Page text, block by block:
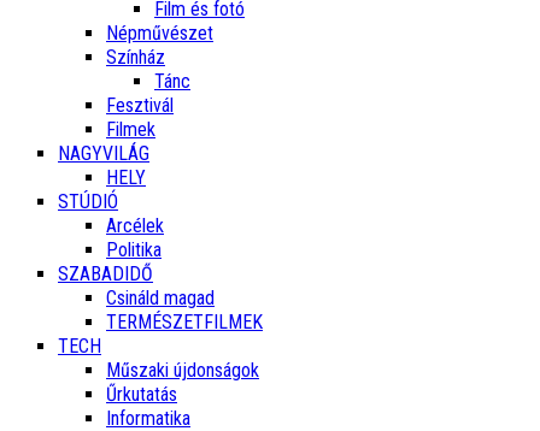
Film és fotó
Népművészet
Színház
Tánc
Fesztivál
Filmek
NAGYVILÁG
HELY
STÚDIÓ
Arcélek
Politika
SZABADIDŐ
Csináld magad
TERMÉSZETFILMEK
TECH
Műszaki újdonságok
Űrkutatás
Informatika